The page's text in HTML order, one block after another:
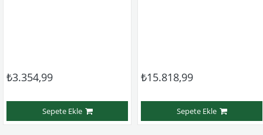
₺3.354,99
Sepete Ekle
₺15.818,99
Sepete Ekle